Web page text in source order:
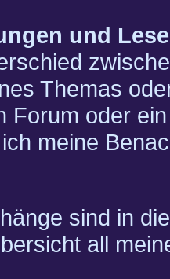
und
Themas
Forum oder
meine
sind in
all